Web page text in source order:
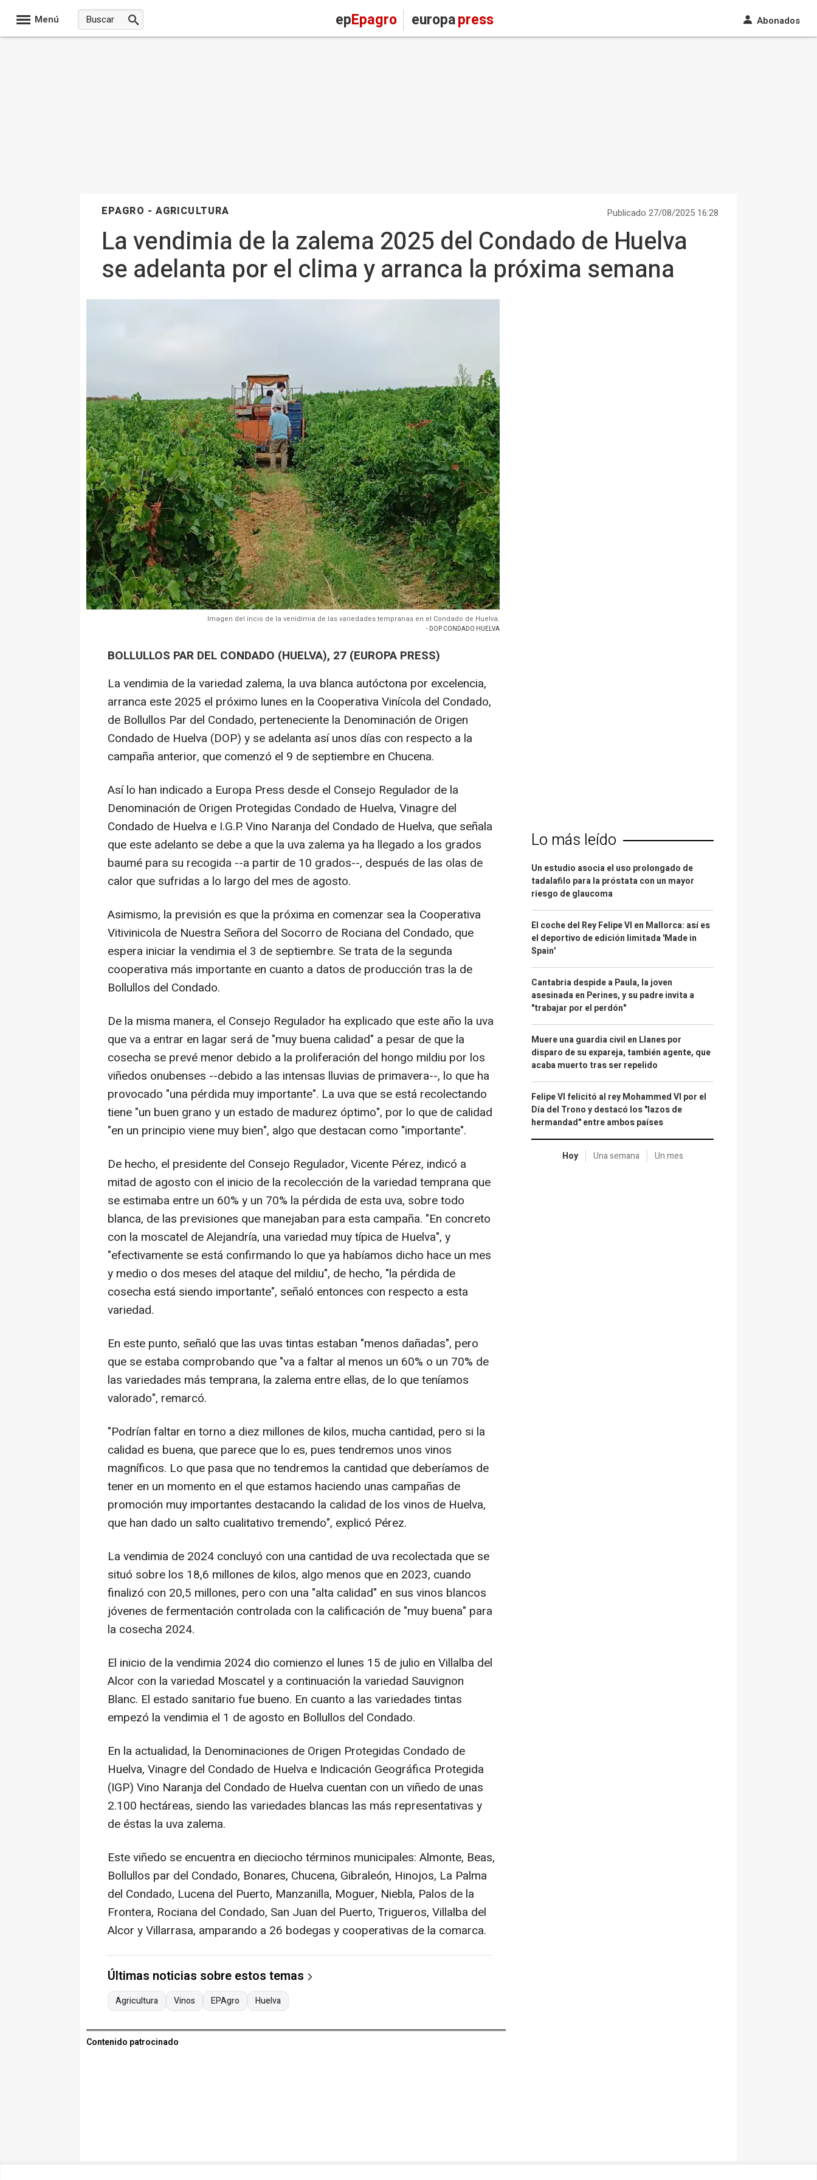
Menú epEpagro europapress Abonados
EPAGRO - AGRICULTURA Publicado 27/08/2025 16:28
La vendimia de la zalema 2025 del Condado de Huelva
se adelanta por el clima y arranca la próxima semana
Imagen del incio de la venidimia de las variedades tempranas en el Condado de Huelva.
- DOP CONDADO HUELVA
BOLLULLOS PAR DEL CONDADO (HUELVA), 27 (EUROPA PRESS)
La vendimia de la variedad zalema, la uva blanca autóctona por excelencia,
arranca este 2025 el próximo lunes en la Cooperativa Vinícola del Condado,
de Bollullos Par del Condado, perteneciente la Denominación de Origen
Condado de Huelva (DOP) y se adelanta así unos días con respecto a la
campaña anterior, que comenzó el 9 de septiembre en Chucena.
Así lo han indicado a Europa Press desde el Consejo Regulador de la
Denominación de Origen Protegidas Condado de Huelva, Vinagre del
Condado de Huelva e I.G.P. Vino Naranja del Condado de Huelva, que señala
que este adelanto se debe a que la uva zalema ya ha llegado a los grados
baumé para su recogida --a partir de 10 grados--, después de las olas de
calor que sufridas a lo largo del mes de agosto.
Asimismo, la previsión es que la próxima en comenzar sea la Cooperativa
Vitivinicola de Nuestra Señora del Socorro de Rociana del Condado, que
espera iniciar la vendimia el 3 de septiembre. Se trata de la segunda
cooperativa más importante en cuanto a datos de producción tras la de
Bollullos del Condado.
De la misma manera, el Consejo Regulador ha explicado que este año la uva
que va a entrar en lagar será de "muy buena calidad" a pesar de que la
cosecha se prevé menor debido a la proliferación del hongo mildiu por los
viñedos onubenses --debido a las intensas lluvias de primavera--, lo que ha
provocado "una pérdida muy importante". La uva que se está recolectando
tiene "un buen grano y un estado de madurez óptimo", por lo que de calidad
"en un principio viene muy bien", algo que destacan como "importante".
De hecho, el presidente del Consejo Regulador, Vicente Pérez, indicó a
mitad de agosto con el inicio de la recolección de la variedad temprana que
se estimaba entre un 60% y un 70% la pérdida de esta uva, sobre todo
blanca, de las previsiones que manejaban para esta campaña. "En concreto
con la moscatel de Alejandría, una variedad muy típica de Huelva", y
"efectivamente se está confirmando lo que ya habíamos dicho hace un mes
y medio o dos meses del ataque del mildiu", de hecho, "la pérdida de
cosecha está siendo importante", señaló entonces con respecto a esta
variedad.
En este punto, señaló que las uvas tintas estaban "menos dañadas", pero
que se estaba comprobando que "va a faltar al menos un 60% o un 70% de
las variedades más temprana, la zalema entre ellas, de lo que teníamos
valorado", remarcó.
"Podrían faltar en torno a diez millones de kilos, mucha cantidad, pero si la
calidad es buena, que parece que lo es, pues tendremos unos vinos
magníficos. Lo que pasa que no tendremos la cantidad que deberíamos de
tener en un momento en el que estamos haciendo unas campañas de
promoción muy importantes destacando la calidad de los vinos de Huelva,
que han dado un salto cualitativo tremendo", explicó Pérez.
La vendimia de 2024 concluyó con una cantidad de uva recolectada que se
situó sobre los 18,6 millones de kilos, algo menos que en 2023, cuando
finalizó con 20,5 millones, pero con una "alta calidad" en sus vinos blancos
jóvenes de fermentación controlada con la calificación de "muy buena" para
la cosecha 2024.
El inicio de la vendimia 2024 dio comienzo el lunes 15 de julio en Villalba del
Alcor con la variedad Moscatel y a continuación la variedad Sauvignon
Blanc. El estado sanitario fue bueno. En cuanto a las variedades tintas
empezó la vendimia el 1 de agosto en Bollullos del Condado.
En la actualidad, la Denominaciones de Origen Protegidas Condado de
Huelva, Vinagre del Condado de Huelva e Indicación Geográfica Protegida
(IGP) Vino Naranja del Condado de Huelva cuentan con un viñedo de unas
2.100 hectáreas, siendo las variedades blancas las más representativas y
de éstas la uva zalema.
Este viñedo se encuentra en dieciocho términos municipales: Almonte, Beas,
Bollullos par del Condado, Bonares, Chucena, Gibraleón, Hinojos, La Palma
del Condado, Lucena del Puerto, Manzanilla, Moguer, Niebla, Palos de la
Frontera, Rociana del Condado, San Juan del Puerto, Trigueros, Villalba del
Alcor y Villarrasa, amparando a 26 bodegas y cooperativas de la comarca.
Últimas noticias sobre estos temas
Agricultura Vinos EPAgro Huelva
Contenido patrocinado
Lo más leído
Un estudio asocia el uso prolongado de
tadalafilo para la próstata con un mayor
riesgo de glaucoma
El coche del Rey Felipe VI en Mallorca: así es
el deportivo de edición limitada 'Made in
Spain'
Cantabria despide a Paula, la joven
asesinada en Perines, y su padre invita a
"trabajar por el perdón"
Muere una guardia civil en Llanes por
disparo de su expareja, también agente, que
acaba muerto tras ser repelido
Felipe VI felicitó al rey Mohammed VI por el
Día del Trono y destacó los "lazos de
hermandad" entre ambos países
Hoy Una semana Un mes